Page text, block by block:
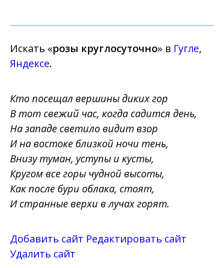
Искать «розы круглосуточно» в Гугле,
Яндексе.
Кто посещал вершины диких гор
В тот свежий час, когда садится день,
На западе светило видит взор
И на востоке близкой ночи тень,
Внизу туман, уступы и кусты,
Кругом все горы чудной высоты,
Как после бури облака, стоят,
И странные верхи в лучах горят.
Добавить сайт Редактировать сайт
Удалить сайт